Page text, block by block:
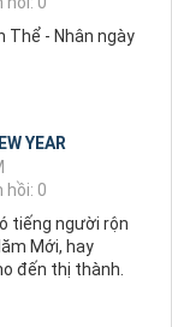
Thể - Nhân ngày
YEAR
hồi: 0
tiếng người rộn
Mới, hay
đến thị thành.